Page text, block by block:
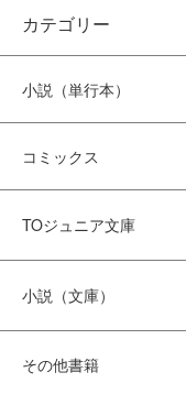
カテゴリー
小説（単行本）
コミックス
TOジュニア文庫
小説（文庫）
その他書籍